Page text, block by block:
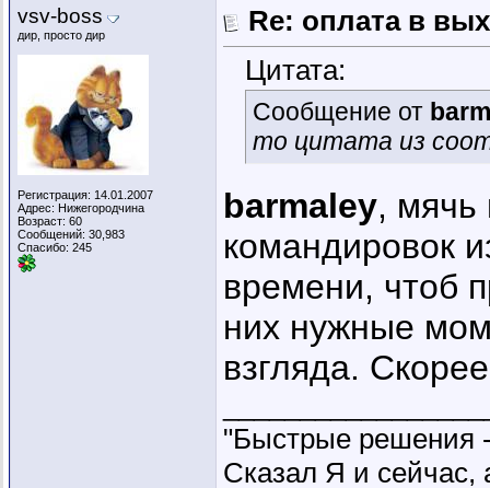
vsv-boss
дир, просто дир
Регистрация: 14.01.2007
Адрес: Нижегородчина
Возраст: 60
Сообщений: 30,983
Спасибо: 245
Re: оплата в
Цитата:
Сообщение от
то цитата из
barmaley, мячь
командировок
времени, чтоб
них нужные
взгляда.
"Быстрые решения
Сказал Я и сейчас,